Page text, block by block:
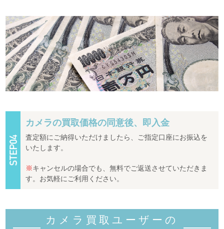
カメラの買取価格の同意後、即入金
査定額にご納得いただけましたら、ご指定口座にお振込を
いたします。
※キャンセルの場合でも、無料でご返送させていただきま
す。お気軽にご利用ください。
カメラ買取ユーザーの